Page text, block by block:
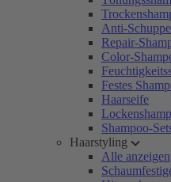
Anti-
Repair-
Color-
Festes
Haarseife
Shampoo-
Haarstyling
Alle anzeigen